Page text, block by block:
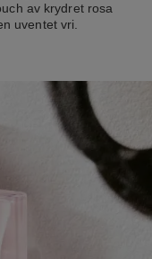
av krydret rosa
uventet vri.